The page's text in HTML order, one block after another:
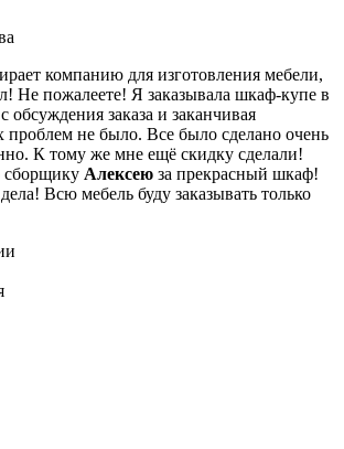
компанию для изготовления мебели,
Не пожалеете! Я заказывала шкаф-купе в
обсуждения заказа и заканчивая
не было. Все было сделано очень
К тому же мне ещё скидку сделали!
сборщику Алексею за прекрасный шкаф!
Всю мебель буду заказывать только